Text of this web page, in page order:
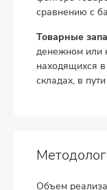
сравнению с
Товарные
денежном или
находящихся
складах, в
Объем